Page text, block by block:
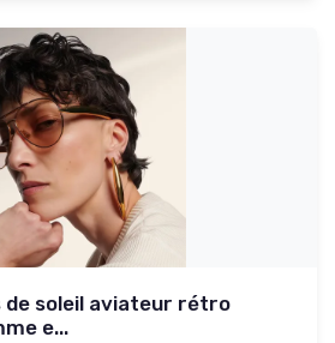
de soleil aviateur rétro
e...